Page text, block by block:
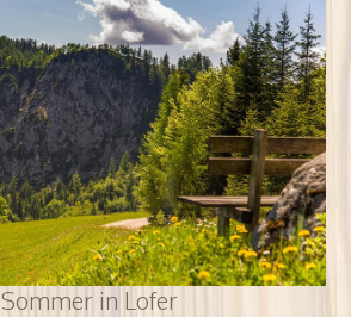
Sommer in Lofer